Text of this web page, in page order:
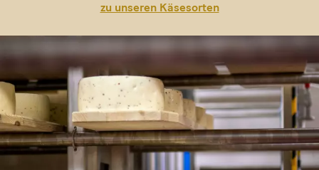
zu unseren Käsesorten